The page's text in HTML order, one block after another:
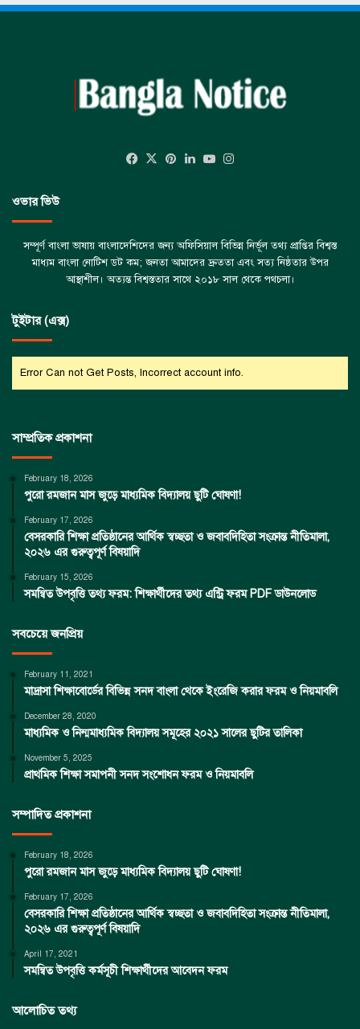
Facebook
X Pinterest
LinkedInYouTube
ওভার ভিউ
সম্পূর্ণ বাংলা ভাষায় বাংলাদেশিদের জন্য অফিসিয়াল বিভিন্ন নির্ভূল তথ্য প্রাপ্তির বিশ্বস্ত
মাধ্যম বাংলা নোটিশ ডট কম; জনতা আমাদের দ্রুততা এবং সত্য নিষ্ঠতার উপর
আস্থাশীল। অত্যন্ত বিশ্বস্ততার সাথে ২০১৮ সাল থেকে পথচলা।
টুইটার (এক্স)
Error Can not Get Posts, Incorrect account info.
সাম্প্রতিক প্রকাশনা
February 18, 2026
পুরো রমজান মাস জুড়ে মাধ্যমিক বিদ্যালয় ছুটি ঘোষণা!
February 17, 2026
বেসরকারি শিক্ষা প্রতিষ্ঠানের আর্থিক স্বচ্ছতা ও জবাবদিহিতা সংক্রান্ত নীতিমালা,
২০২৬ এর গুরুত্বপূর্ণ বিষয়াদি
February 15, 2026
সমন্বিত উপবৃত্তি তথ্য ফরম: শিক্ষার্থীদের তথ্য এন্ট্রি ফরম PDF ডাউনলোড
সবচেয়ে জনপ্রিয়
February 11, 2021
মাদ্রাসা শিক্ষাবোর্ডের বিভিন্ন সনদ বাংলা থেকে ইংরেজি করার ফরম ও নিয়মাবলি
December 28, 2020
মাধ্যমিক ও নিন্মমাধ্যমিক বিদ্যালয় সমূহের ২০২১ সালের ছুটির তালিকা
November 5, 2025
প্রাথমিক শিক্ষা সমাপনী সনদ সংশোধন ফরম ও নিয়মাবলি
সম্পাদিত প্রকাশনা
February 18, 2026
পুরো রমজান মাস জুড়ে মাধ্যমিক বিদ্যালয় ছুটি ঘোষণা!
February 17, 2026
বেসরকারি শিক্ষা প্রতিষ্ঠানের আর্থিক স্বচ্ছতা ও জবাবদিহিতা সংক্রান্ত নীতিমালা,
২০২৬ এর গুরুত্বপূর্ণ বিষয়াদি
April 17, 2021
সমন্বিত উপবৃত্তি কর্মসূচী শিক্ষার্থীদের আবেদন ফরম
আলোচিত তথ্য